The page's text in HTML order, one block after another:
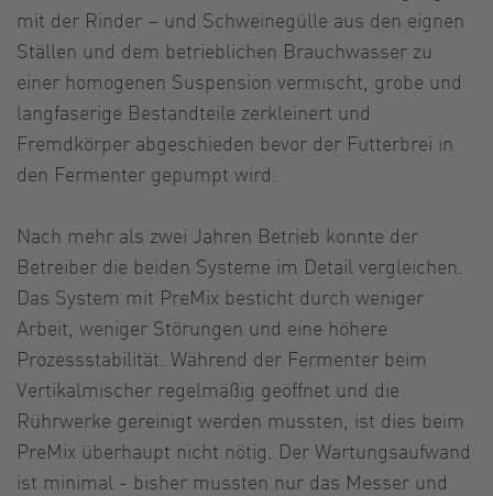
mit der Rinder – und Schweinegülle aus den eignen
Ställen und dem betrieblichen Brauchwasser zu
einer homogenen Suspension vermischt, grobe und
langfaserige Bestandteile zerkleinert und
Fremdkörper abgeschieden bevor der Futterbrei in
den Fermenter gepumpt wird.
Nach mehr als zwei Jahren Betrieb konnte der
Betreiber die beiden Systeme im Detail vergleichen.
Das System mit PreMix besticht durch weniger
Arbeit, weniger Störungen und eine höhere
Prozessstabilität. Während der Fermenter beim
Vertikalmischer regelmäßig geöffnet und die
Rührwerke gereinigt werden mussten, ist dies beim
PreMix überhaupt nicht nötig. Der Wartungsaufwand
ist minimal - bisher mussten nur das Messer und